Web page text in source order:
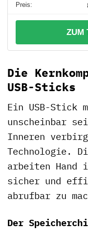
ZUM
Die
USB-Sticks
Ein USB-Stick
unscheinbar
Inneren
Technologie.
arbeiten Hand
sicher und
abrufbar zu
Der